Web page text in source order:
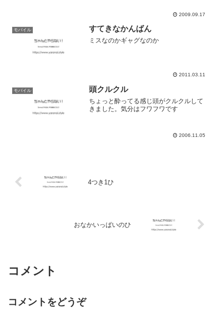
2009.09.17
モバイル すてきなかんばん
ミスなのかギャグなのか
2011.03.11
モバイル 頭クルクル
ちょっと酔ってる感じ頭がクルクルして
きました。気分はフワフワです
2006.11.05
4つき1ひ
おなかいっぱいのひ
コメント
コメントをどうぞ